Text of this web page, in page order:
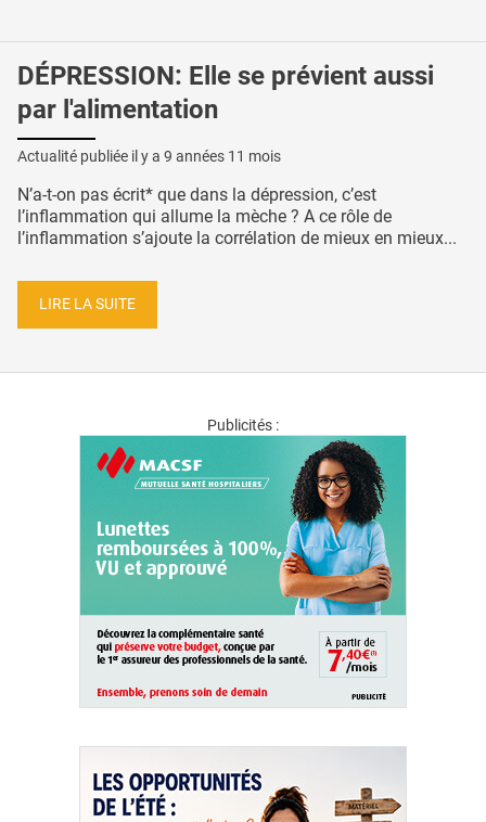
DÉPRESSION: Elle se prévient aussi
par l'alimentation
Actualité publiée il y a 9 années 11 mois
N’a-t-on pas écrit* que dans la dépression, c’est
l’inflammation qui allume la mèche ? A ce rôle de
l’inflammation s’ajoute la corrélation de mieux en mieux...
LIRE LA SUITE
Publicités :